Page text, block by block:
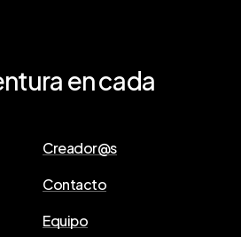
encada
Creador@s
Contacto
Equipo